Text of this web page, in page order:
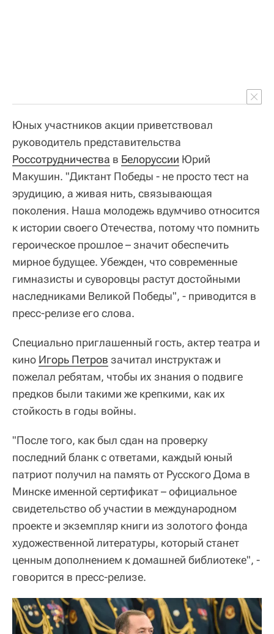
Юных участников акции приветствовал
руководитель представительства
Россотрудничества в Белоруссии Юрий
Макушин. "Диктант Победы - не просто тест на
эрудицию, а живая нить, связывающая
поколения. Наша молодежь вдумчиво относится
к истории своего Отечества, потому что помнить
героическое прошлое – значит обеспечить
мирное будущее. Убежден, что современные
гимназисты и суворовцы растут достойными
наследниками Великой Победы", - приводится в
пресс-релизе его слова.
Специально приглашенный гость, актер театра и
кино Игорь Петров зачитал инструктаж и
пожелал ребятам, чтобы их знания о подвиге
предков были такими же крепкими, как их
стойкость в годы войны.
"После того, как был сдан на проверку
последний бланк с ответами, каждый юный
патриот получил на память от Русского Дома в
Минске именной сертификат – официальное
свидетельство об участии в международном
проекте и экземпляр книги из золотого фонда
художественной литературы, который станет
ценным дополнением к домашней библиотеке", -
говорится в пресс-релизе.